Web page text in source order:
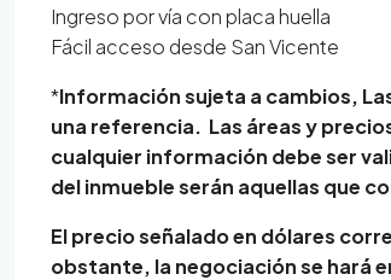
Ingreso por vía con placa huella
Fácil acceso desde San Vicente
*Información sujeta a cambios,
una referencia. Las áreas y
cualquier información debe ser
del inmueble serán aquellas que
El precio señalado en dólares
obstante, la negociación se hará